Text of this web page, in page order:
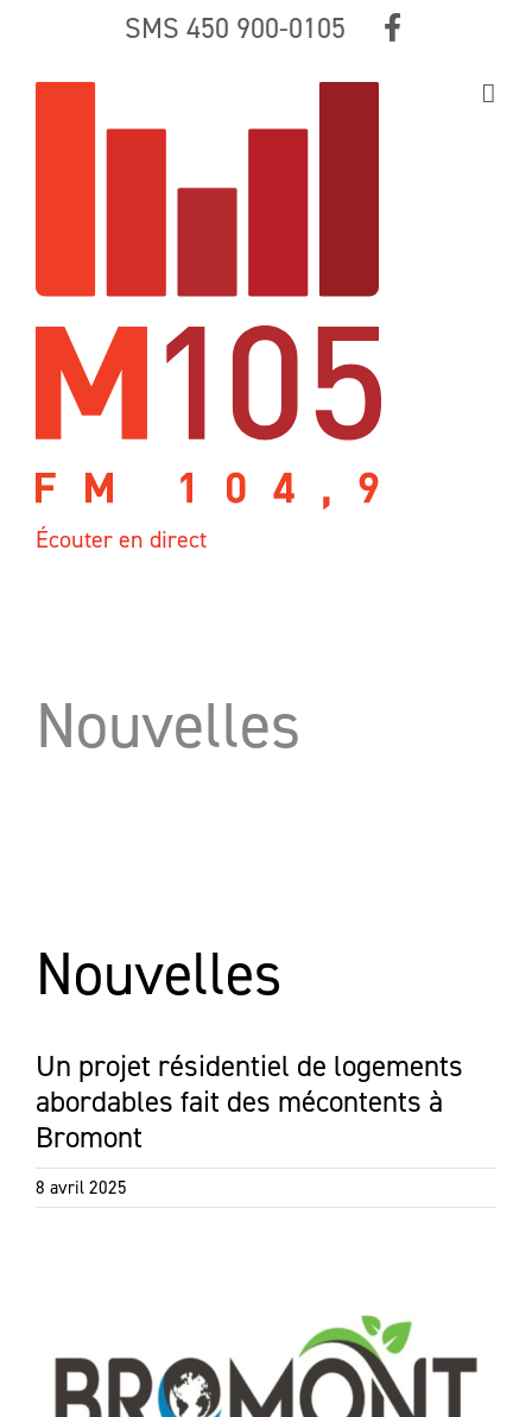
content
SMS 450 900-0105
Écouter en direct
Nouvelles
Nouvelles
Un projet résidentiel de logements
abordables fait des mécontents à
Bromont
8 avril 2025